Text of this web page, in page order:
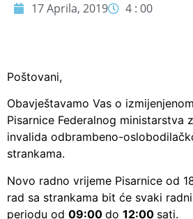
17 Aprila, 2019 4 : 00
Poštovani,
Obavještavamo Vas o
Pisarnice Federalnog ministarstva
invalida odbrambeno-
strankama.
Novo radno vrijeme Pisarnice od
rad sa strankama bit će svaki
periodu od 09:00 do 12:00 sati.